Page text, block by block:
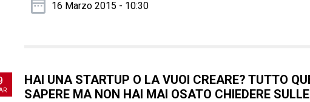
16 Marzo 2015 - 10:30
HAI UNA STARTUP O LA VUOI CREARE? TUTTO
SAPERE MA NON HAI MAI OSATO CHIEDERE